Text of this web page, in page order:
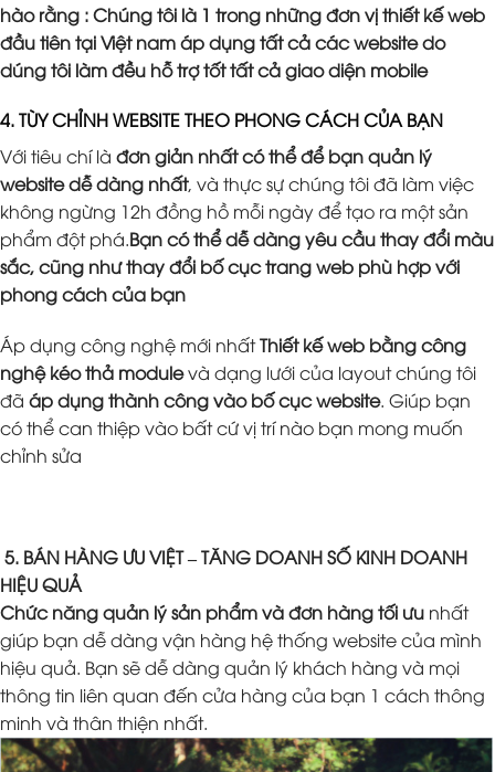
hào rằng : Chúng tôi là 1 trong những đơn vị thiết kế web
đầu tiên tại Việt nam áp dụng tất cả các website do
dúng tôi làm đều hỗ trợ tốt tất cả giao diện mobile
4. TÙY CHỈNH WEBSITE THEO PHONG CÁCH CỦA BẠN
Với tiêu chí là đơn giản nhất có thể để bạn quản lý
website dễ dàng nhất, và thực sự chúng tôi đã làm việc
không ngừng 12h đồng hồ mỗi ngày để tạo ra một sản
phẩm đột phá.Bạn có thể dễ dàng yêu cầu thay đổi màu
sắc, cũng như thay đổi bố cục trang web phù hợp với
phong cách của bạn
Áp dụng công nghệ mới nhấtThiết kế web bằng công
nghệ kéo thả modulevà dạng lưới của layout chúng tôi
đã áp dụng thành công vào bố cục website. Giúp bạn
có thể can thiệp vào bất cứ vị trí nào bạn mong muốn
chỉnh sửa
5. BÁN HÀNG ƯU VIỆT – TĂNG DOANH SỐ KINH DOANH
HIỆU QUẢ
Chức năng quản lý sản phẩm và đơn hàng tối ưu nhất
giúp bạn dễ dàng vận hàng hệ thống website của mình
hiệu quả. Bạn sẽ dễ dàng quản lý khách hàng và mọi
thông tin liên quan đến cửa hàng của bạn 1 cách thông
minh và thân thiện nhất.